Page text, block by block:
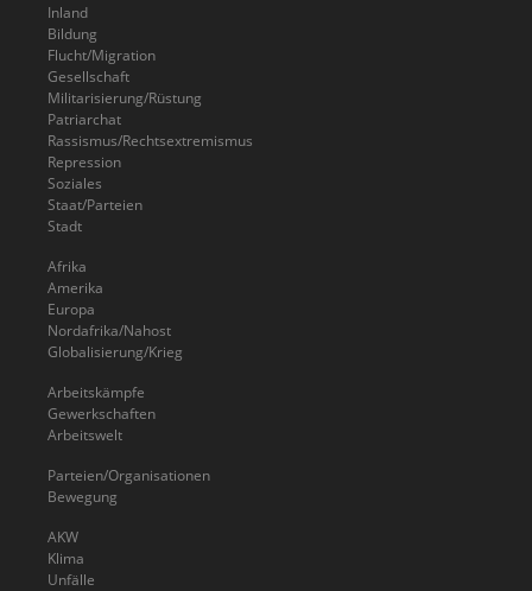
Inland
Bildung
Flucht/Migration
Gesellschaft
Militarisierung/Rüstung
Patriarchat
Rassismus/Rechtsextremismus
Repression
Soziales
Staat/Parteien
Stadt
Afrika
Amerika
Europa
Nordafrika/Nahost
Globalisierung/Krieg
Arbeitskämpfe
Gewerkschaften
Arbeitswelt
Parteien/Organisationen
Bewegung
AKW
Klima
Unfälle